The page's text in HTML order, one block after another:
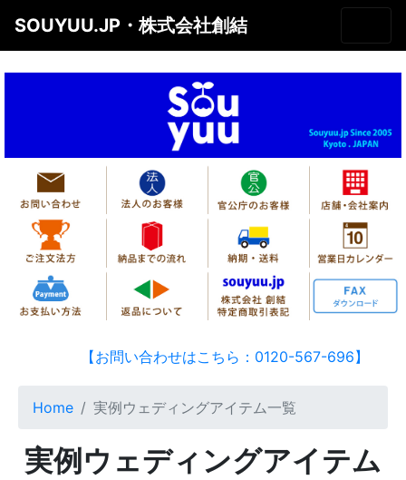
SOUYUU.JP・株式会社創結
【お問い合わせはこちら：0120-567-696】
Home 実例ウェディングアイテム一覧
実例ウェディングアイテム